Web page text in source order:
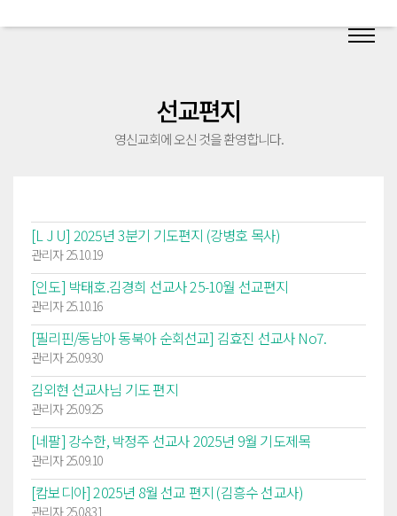
선교편지
영신교회에 오신 것을 환영합니다.
[L J U] 2025년 3분기 기도편지 (강병호 목사)
관리자 25.10.19
[인도] 박태호.김경희 선교사 25-10월 선교편지
관리자 25.10.16
[필리핀/동남아 동북아 순회선교] 김효진 선교사 No7.
관리자 25.09.30
김외현 선교사님 기도 편지
관리자 25.09.25
[네팔] 강수한, 박정주 선교사 2025년 9월 기도제목
관리자 25.09.10
[캄보디아] 2025년 8월 선교 편지 (김흥수 선교사)
관리자 25.08.31